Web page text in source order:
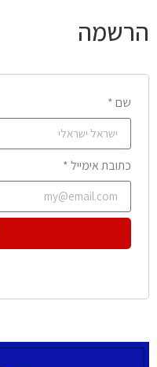
הרשמה
שם *
כתובת אימייל *